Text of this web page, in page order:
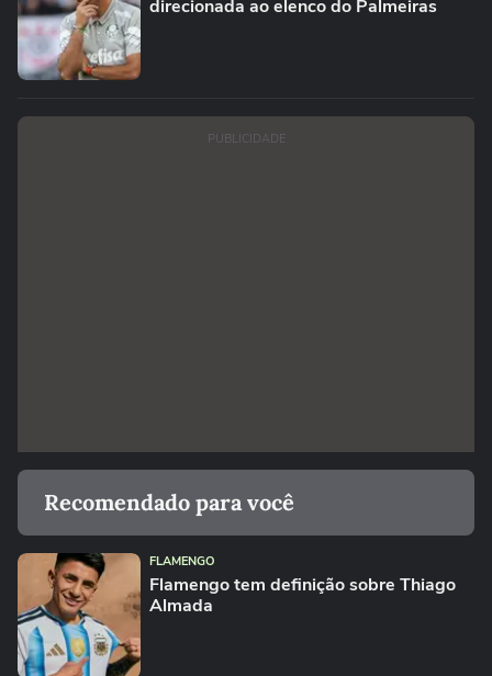
direcionada ao elenco do Palmeiras
PUBLICIDADE
Recomendado para você
FLAMENGO
Flamengo tem definição sobre Thiago
Almada